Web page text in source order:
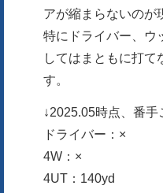
アが縮まらないのが
特にドライバー、ウ
してはまともに打て
す。
↓2025.05時点、番
ドライバー：×
4W：×
4UT：140yd